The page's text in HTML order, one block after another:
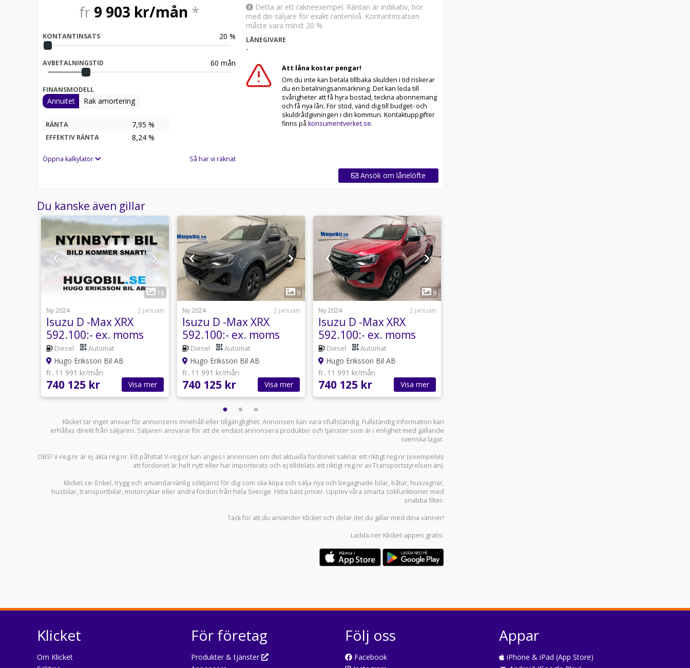
fr 9 903 kr/mån *
KONTANTINSATS 20 %
AVBETALNINGSTID 60 mån
FINANSMODELL
Annuitet Rak amortering
RÄNTA 7,95 %
EFFEKTIV RÄNTA 8,24 %
Öppna kalkylator Så har vi räknat
Detta är ett räkneexempel. Räntan är indikativ, hör
med din säljare för exakt räntenivå. Kontantinsatsen
måste vara minst 20 %.
LÅNEGIVARE
-
Att låna kostar pengar!
Om du inte kan betala tillbaka skulden i tid riskerar
du en betalningsanmärkning. Det kan leda till
svårigheter att få hyra bostad, teckna abonnemang
och få nya lån. För stöd, vänd dig till budget- och
skuldrådgivningen i din kommun. Kontaktuppgifter
finns på konsumentverket.se.
Ansök om lånelöfte
Du kanske även gillar
1
18
Ny 2024
2 januari
Isuzu D -Max XRX
592.100:- ex. moms
*Hugobil Edition 75år*
Diesel Automat
Hugo Eriksson Bil AB
fr. 11 991 kr/mån
740 125 kr Visa mer
9
Ny 2024
2 januari
Isuzu D -Max XRX
592.100:- ex. moms
*Hugobil Edition 75år*
Diesel Automat
Hugo Eriksson Bil AB
fr. 11 991 kr/mån
740 125 kr Visa mer
1
9
Ny 2024
2 januari
Isuzu D -Max XRX
592.100:- ex. moms
*Hugobil Edition 75år*
Diesel Automat
Hugo Eriksson Bil AB
fr. 11 991 kr/mån
740 125 kr Visa mer
Klicket tar inget ansvar för annonsens innehåll eller tillgänglighet. Annonsen kan vara ofullständig. Fullständig information kan
erhållas direkt från säljaren. Säljaren ansvarar för att de endast annonsera produkter och tjänster som är i enlighet med gällande
svenska lagar.
OBS! V-reg.nr är ej äkta reg.nr. Ett påhittat V-reg.nr kan anges i annonsen om det aktuella fordonet saknar ett riktigt reg.nr (exempelvis
att fordonet är helt nytt eller har importerats och ej tilldelats ett riktigt reg.nr av Transportstyrelsen än).
Klicket.se: Enkel, trygg och användarvänlig söktjänst för dig som ska köpa och sälja nya och begagnade bilar, båtar, husvagnar,
husbilar,transportbilar, motorcyklar eller andra fordon från hela Sverige. Hitta bäst priser. Upplev våra smarta sökfunktioner med
snabba filter.
Tack för att du använder Klicket och delar det du gillar med dina vänner!
Ladda ner Klicket-appen gratis:
Klicket
Om Klicket
För företag
Produkter & tjänster
Följ oss
Facebook
Appar
iPhone & iPad (App Store)